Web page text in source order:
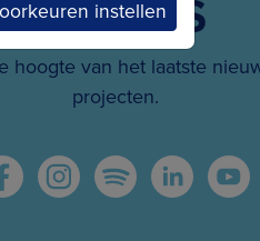
SOCIALS
hoogte van het laatste
projecten.
instellen